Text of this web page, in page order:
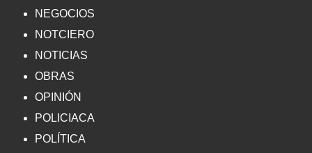
NEGOCIOS
NOTCIERO
NOTICIAS
OBRAS
OPINIÓN
POLICIACA
POLÍTICA